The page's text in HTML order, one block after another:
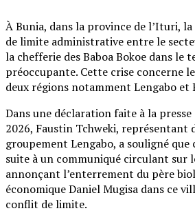
À Bunia, dans la province de l’Ituri,
de limite administrative entre le
la chefferie des Baboa Bokoe dans le
préoccupante. Cette crise concerne
deux régions notamment Lengabo et
Dans une déclaration faite à la
2026, Faustin Tchweki, représentant
groupement Lengabo, a souligné
suite à un communiqué circulant sur
annonçant l’enterrement du père
économique Daniel Mugisa dans ce
conflit de limite.